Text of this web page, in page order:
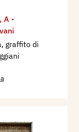
, A -
graffito di